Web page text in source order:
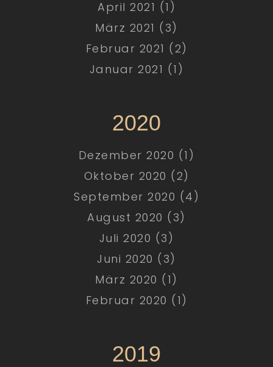
April 2021 (1)
März 2021 (3)
Februar 2021 (2)
Januar 2021 (1)
2020
Dezember 2020 (1)
Oktober 2020 (2)
September 2020 (4)
August 2020 (3)
Juli 2020 (3)
Juni 2020 (3)
März 2020 (1)
Februar 2020 (1)
2019